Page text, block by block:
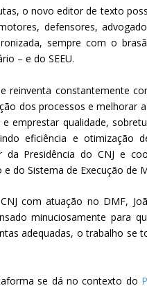
o novo editor de texto
defensores,
sempre com o
– e do SEEU.
reinventa constantemente
dos processos e melhorar
emprestar qualidade,
eficiência e otimização
da Presidência do CNJ e
do Sistema de Execução de
com atuação no DMF,
minuciosamente para
adequadas, o trabalho se
se dá no contexto do